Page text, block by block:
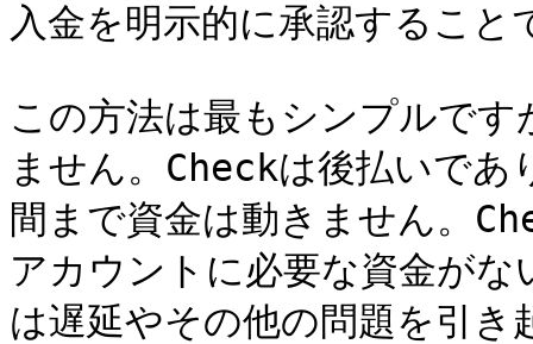
入金を明示的に承認すること
この方法は最もシンプルで
ません。Checkは後払いで
間まで資金は動きません。
アカウントに必要な資金が
は遅延やその他の問題を引